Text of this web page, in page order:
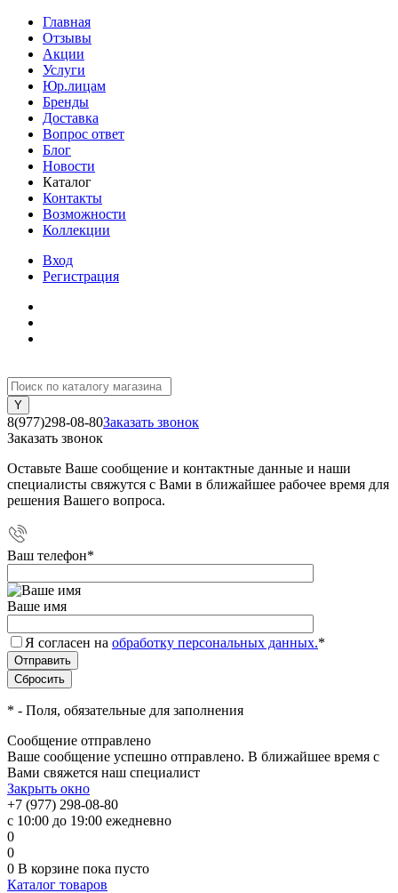
Главная
Отзывы
Акции
Услуги
Юр.лицам
Бренды
Доставка
Вопрос ответ
Блог
Новости
Каталог
Контакты
Возможности
Коллекции
Вход
Регистрация
8(977)298-08-80Заказать звонок
Заказать звонок
Оставьте Ваше сообщение и контактные данные и наши
специалисты свяжутся с Вами в ближайшее рабочее время для
решения Вашего вопроса.
Ваш телефон*
Ваше имя
Я согласен на обработку персональных данных.*
* - Поля, обязательные для заполнения
Сообщение отправлено
Ваше сообщение успешно отправлено. В ближайшее время с
Вами свяжется наш специалист
Закрыть окно
+7 (977) 298-08-80
с 10:00 до 19:00 ежедневно
0
0
0 В корзине пока пусто
Каталог товаров